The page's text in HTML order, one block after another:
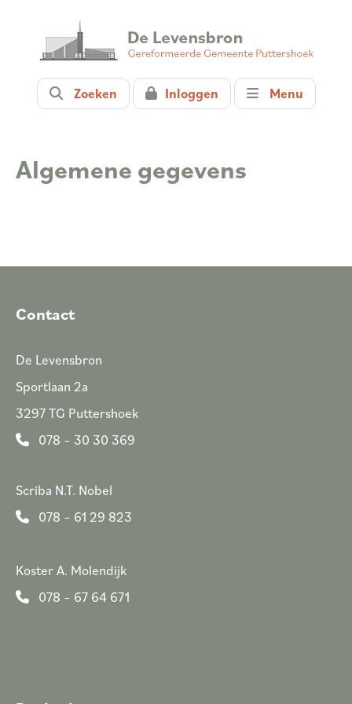
Zoeken Inloggen Menu
Algemene gegevens
Contact
De Levensbron
Sportlaan 2a
3297 TG Puttershoek
078 – 30 30 369
Scriba N.T. Nobel
078 – 61 29 823
Koster A. Molendijk
078 – 67 64 671